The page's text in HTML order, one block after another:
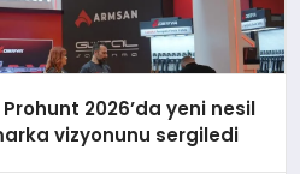
2026’da yeni nesil
vizyonunu sergiledi